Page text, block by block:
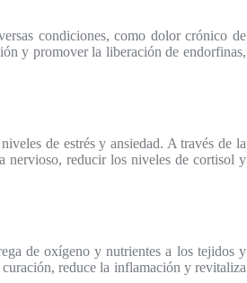
condiciones, como dolor crónico de
y promover la liberación de endorfinas,
de estrés y ansiedad. A través de la
nervioso, reducir los niveles de cortisol y
de oxígeno y nutrientes a los tejidos y
reduce la inflamación y revitaliza